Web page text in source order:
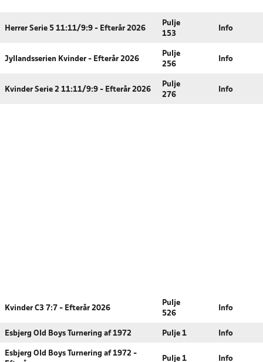
Herrer Serie 5 11:11/9:9 - Efterår 2026
Pulje
153
Info
Jyllandsserien Kvinder - Efterår 2026
Pulje
256
Info
Kvinder Serie 2 11:11/9:9 - Efterår 2026
Pulje
276
Info
Kvinder C3 7:7 - Efterår 2026
Pulje
526
Info
Esbjerg Old Boys Turnering af 1972 Pulje 1 Info
Esbjerg Old Boys Turnering af 1972 -
Pulje 1 Info